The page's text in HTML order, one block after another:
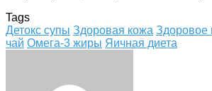
Tags
Детокс супы Здоровая кожа Здоровое
чай Омега-3 жиры Яичная диета